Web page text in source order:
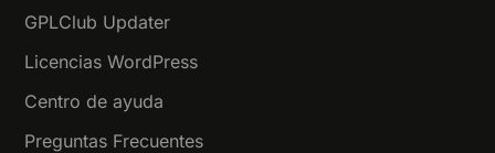
GPLClub Updater
Licencias WordPress
Centro de ayuda
Preguntas Frecuentes